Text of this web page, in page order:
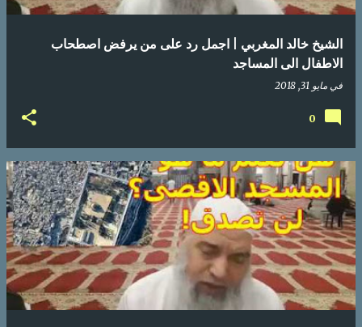
الشيخ خالد المغربي | اجمل رد على من يرفض اصطحاب
الاطفال الى المساجد
في مايو 31, 2018
0